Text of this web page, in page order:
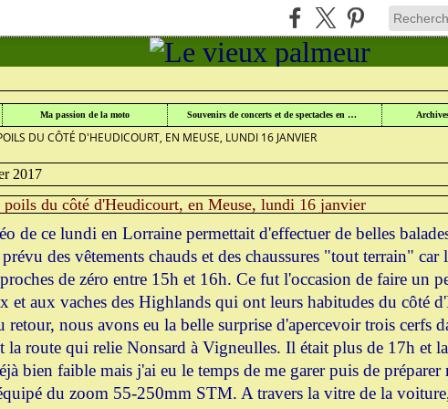
Ma passion de la moto Souvenirs de concerts et de spectacles en Lorraine
> NATURE ET PATRIMOINE EN LORRAINE ET ALSACE >
DU CÔTÉ D'HEUDICOURT, EN MEUSE, LUNDI 16 JANVIER
2017
poils du côté d'Heudicourt, en Meuse, lundi 16 janvier
de ce lundi en Lorraine permettait d'effectuer de belles
des vêtements chauds et des chaussures "tout terrain" car
de zéro entre 15h et 16h. Ce fut l'occasion de faire un
et aux vaches des Highlands qui ont leurs habitudes du côté
retour, nous avons eu la belle surprise d'apercevoir trois cerfs
la route qui relie Nonsard à Vigneulles. Il était plus de 17h et
bien faible mais j'ai eu le temps de me garer puis de préparer
du zoom 55-250mm STM. A travers la vitre de la